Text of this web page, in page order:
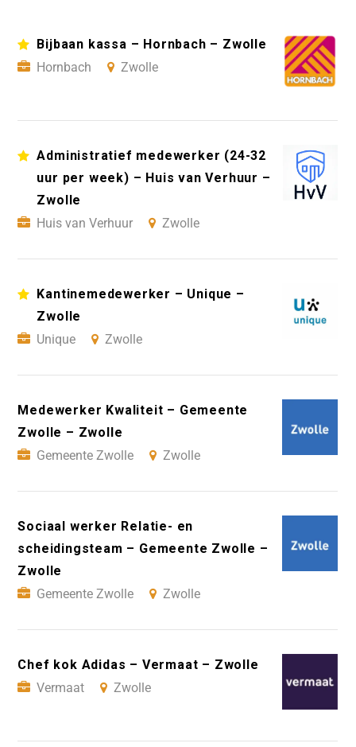
Bijbaan kassa – Hornbach – Zwolle
Hornbach
Zwolle
Administratief medewerker (24-32
uur per week) – Huis van Verhuur –
Zwolle
Huis van Verhuur
Zwolle
Kantinemedewerker – Unique –
Zwolle
Unique
Zwolle
Medewerker Kwaliteit – Gemeente
Zwolle – Zwolle
Gemeente Zwolle
Zwolle
Sociaal werker Relatie- en
scheidingsteam – Gemeente Zwolle –
Zwolle
Gemeente Zwolle
Zwolle
Chef kok Adidas – Vermaat – Zwolle
Vermaat
Zwolle